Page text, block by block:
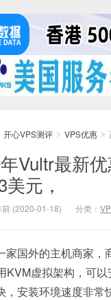
开心VPS测评 > VPS优惠 >
Vultr最新
元，
前 (2020-01-18) 分类：
家国外的主机商家，
KVM虚拟架构，可
，安装环境速度非常